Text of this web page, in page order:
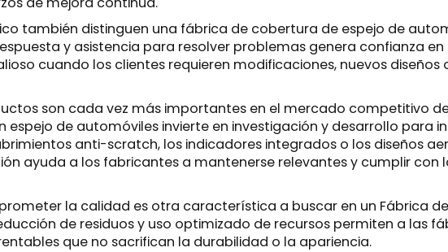
también distinguen una fábrica de cobertura de espejo de
y asistencia para resolver problemas genera confianza en
cuando los clientes requieren modificaciones, nuevos
son cada vez más importantes en el mercado competitivo
espejo de automóviles invierte en investigación y desarrollo para
anti-scratch, los indicadores integrados o los diseños
ayuda a los fabricantes a mantenerse relevantes y cumplir con
la calidad es otra característica a buscar en un Fábrica
de residuos y uso optimizado de recursos permiten a las
que no sacrifican la durabilidad o la apariencia.